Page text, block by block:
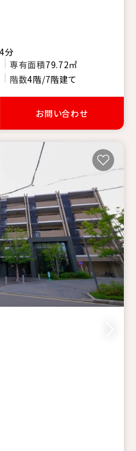
分
専有面積79.72㎡
階数4階/7階建て
お問い合わせ